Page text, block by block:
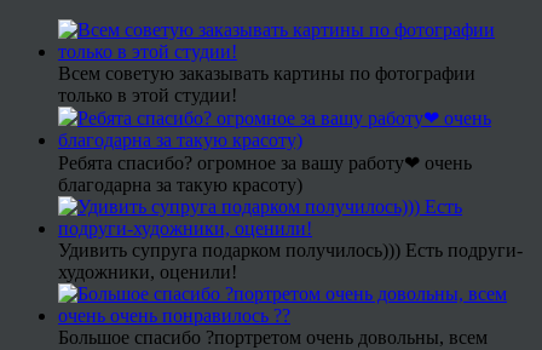
Всем советую заказывать картины по фотографии
только в этой студии!
Ребята спасибо? огромное за вашу работу❤ очень
благодарна за такую красоту)
Удивить супруга подарком получилось))) Есть подруги-
художники, оценили!
Большое спасибо ?портретом очень довольны, всем